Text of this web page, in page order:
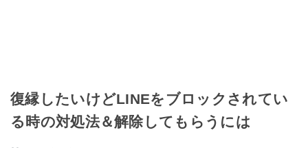
復縁したいけどLINEをブロックされてい
る時の対処法＆解除してもらうには